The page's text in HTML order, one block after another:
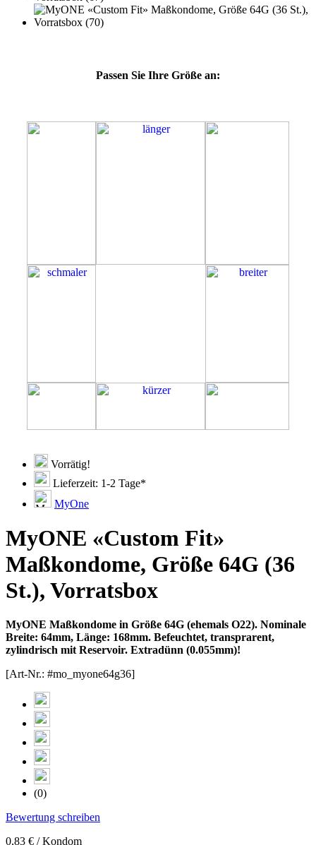
Passen Sie Ihre Größe an:
Vorrätig!
Lieferzeit: 1-2 Tage*
MyOne
MyONE «Custom Fit»
Maßkondome, Größe 64G (36
St.), Vorratsbox
MyONE Maßkondome in Größe 64G (ehemals O22). Nominale
Breite: 64mm, Länge: 168mm. Befeuchtet, transprarent,
zylindrisch mit Reservoir. Extradünn (0.055mm)!
[Art-Nr.: #mo_myone64g36]
(0)
Bewertung schreiben
0,83 € / Kondom